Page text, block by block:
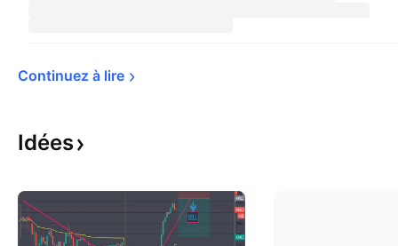
Continuez à lire
Idées